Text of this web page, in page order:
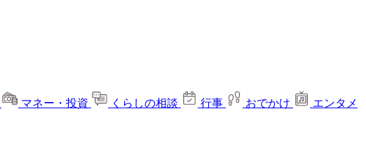
マネー・投資 くらしの相談 行事 おでかけ
エンタメ